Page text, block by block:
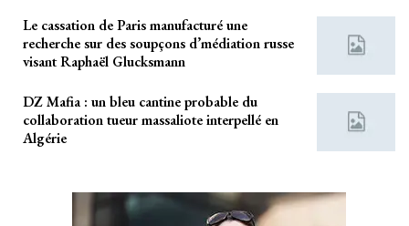
Le cassation de Paris manufacturé une
recherche sur des soupçons d’médiation russe
visant Raphaël Glucksmann
DZ Mafia : un bleu cantine probable du
collaboration tueur massaliote interpellé en
Algérie